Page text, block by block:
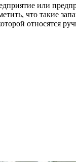
или
что такие
относятся